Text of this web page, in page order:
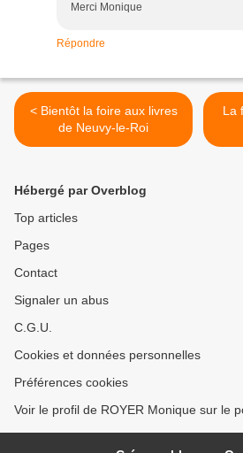
Merci Monique
Répondre
< Bientôt la foire aux livres
de Neuvy-le-Roi
La
Hébergé par Overblog
Top articles
Pages
Contact
Signaler un abus
C.G.U.
Cookies et données personnelles
Préférences cookies
Voir le profil de ROYER Monique sur le